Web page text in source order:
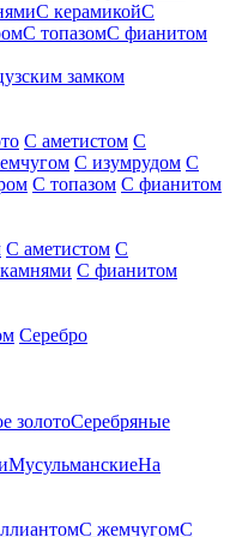
С керамикойС
С топазомС фианитом
замком
С аметистом С
С изумрудом С
С топазом С фианитом
С аметистом С
С фианитом
Серебро
золотоСеребряные
МусульманскиеНа
С жемчугомС